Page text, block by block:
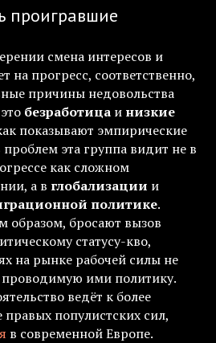
проигравшие
смена интересов и
на прогресс, соответственно,
причины недовольства
безработица и низкие
показывают эмпирические
эта группа видит не в
как сложном
а в глобализации и
политике.
образом, бросают вызов
статусу-кво,
на рынке рабочей силы не
проводимую ими политику.
ведёт к более
популистских сил,
в современной Европе.